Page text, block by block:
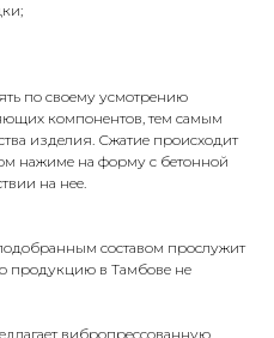
по своему усмотрению
компонентов, тем самым
изделия. Сжатие происходит
нажиме на форму с бетонной
на нее.
составом прослужит
продукцию в Тамбове не
вибропрессованную